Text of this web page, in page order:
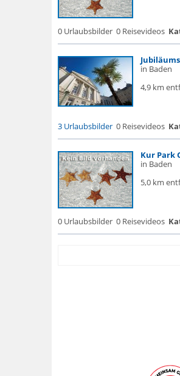
0 Urlaubsbilder 0 Reisevideos
in Baden
4,9 km
3 Urlaubsbilder 0 Reisevideos
Kur Park
in Baden
5,0 km
0 Urlaubsbilder 0 Reisevideos